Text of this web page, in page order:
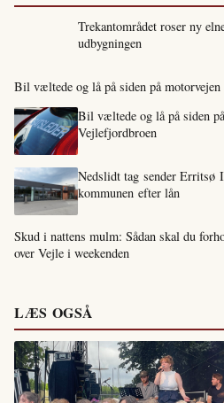
Trekantområdet roser ny
udbygningen
Bil væltede og lå på siden på
Bil væltede og lå på siden
Vejlefjordbroen
Nedslidt tag sender Erritsø
kommunen efter lån
Skud i nattens mulm: Sådan skal du
over Vejle i weekenden
LÆS OGSÅ